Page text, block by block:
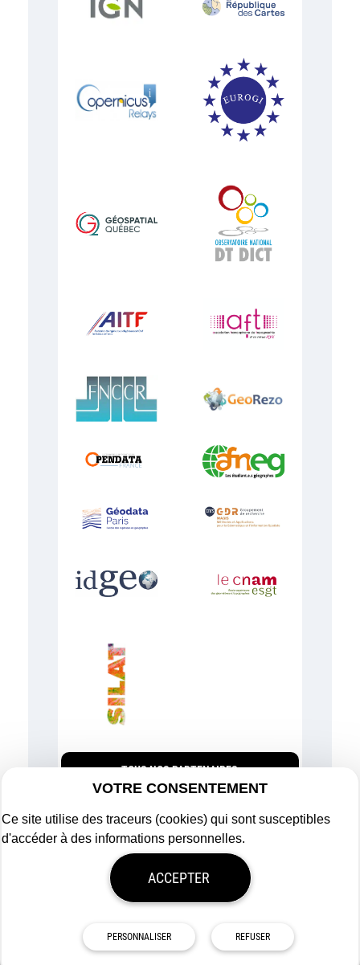
TOUS NOS PARTENAIRES
Mentions légales
Politique de confidentialité
VOTRE CONSENTEMENT
Ce site utilise des traceurs (cookies) qui sont susceptibles
d'accéder à des informations personnelles.
ACCEPTER
PERSONNALISER REFUSER